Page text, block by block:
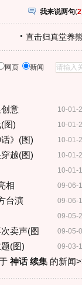
我来说两句(2
直击归真堂养
网页 新闻
10-01-
意
10-01-
图)
10-01-
》(图)
10-01-
越(图)
10-01-
09-06-
相
09-06-
台演
09-05-
09-05-
卖声(图
09-03-
(图)
神话 续集的新闻